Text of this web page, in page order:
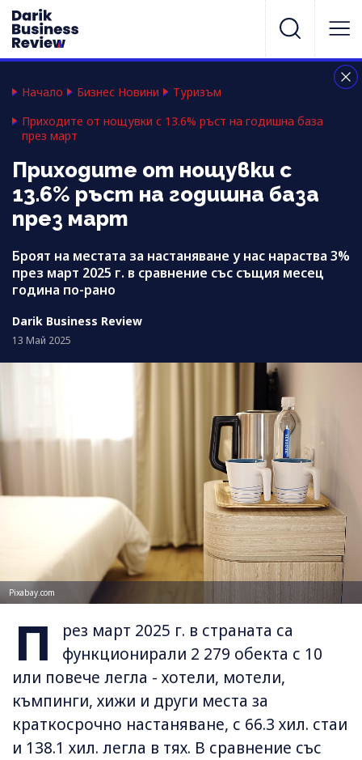
Начало Бизнес Новини
Туризъм
Приходите от нощувки с 13.6% ръст на годишна база
през март
Приходите от нощувки с
13.6% ръст на годишна база
през март
Броят на местата за настаняване у нас нараства 3%
през март 2025 г. в сравнение със същия месец
година по-рано
Darik Business Review
13 Май 2025
Pixabay.com
П
рез март 2025 г. в страната са
функционирали 2 279 обекта с 10
или повече легла - хотели, мотели,
къмпинги, хижи и други места за
краткосрочно настаняване, с 66.3 хил. стаи
и 138.1 хил. легла в тях. В сравнение със